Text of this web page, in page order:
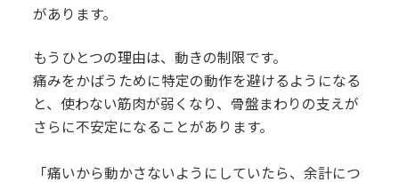
があります。
もうひとつの理由は、動きの制限です。
痛みをかばうために特定の動作を避けるようになる
と、使わない筋肉が弱くなり、骨盤まわりの支えが
さらに不安定になることがあります。
「痛いから動かさないようにしていたら、余計につ